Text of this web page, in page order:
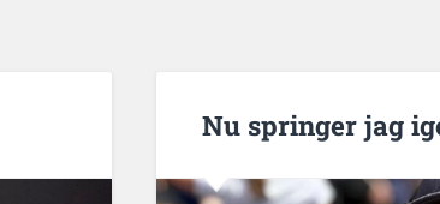
Nu springer jag